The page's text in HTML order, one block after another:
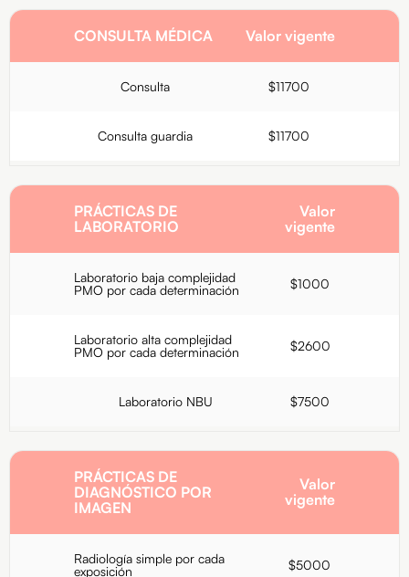
CONSULTA MÉDICA Valor vigente
Consulta $11700
Consulta guardia $11700
PRÁCTICAS DE
LABORATORIO
Valor
vigente
Laboratorio baja complejidad
PMO por cada determinación
$1000
Laboratorio alta complejidad
PMO por cada determinación
$2600
Laboratorio NBU $7500
PRÁCTICAS DE
DIAGNÓSTICO POR
IMAGEN
Valor
vigente
Radiología simple por cada
exposición
$5000